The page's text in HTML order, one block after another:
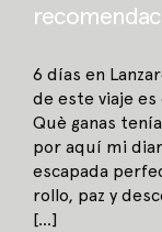
6 días en
de este viaje es
Què ganas
por aquí mi
escapada
rollo, paz y
[...]